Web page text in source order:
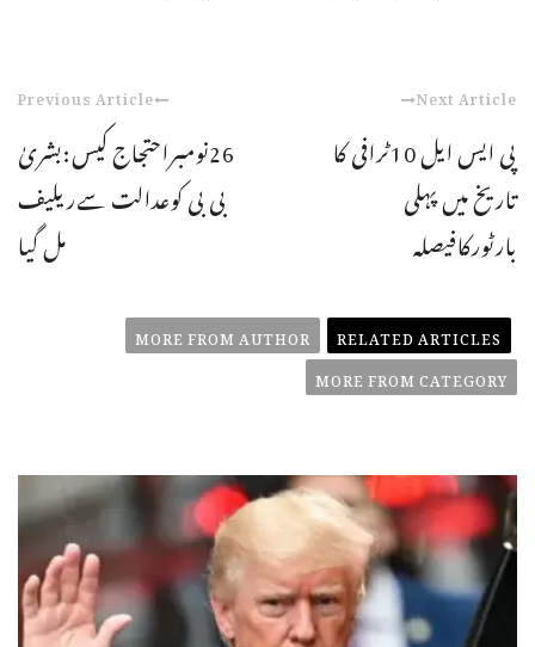
Previous Article
26نومبراحتجاج کیس:بشریٰ
بی بی کوعدالت سےریلیف
مل گیا
Next Article
پی ایس ایل 10ٹرافی کا
تاریخ میں پہلی
بارٹورکافیصلہ
RELATED ARTICLES
MORE FROM AUTHOR
MORE FROM CATEGORY